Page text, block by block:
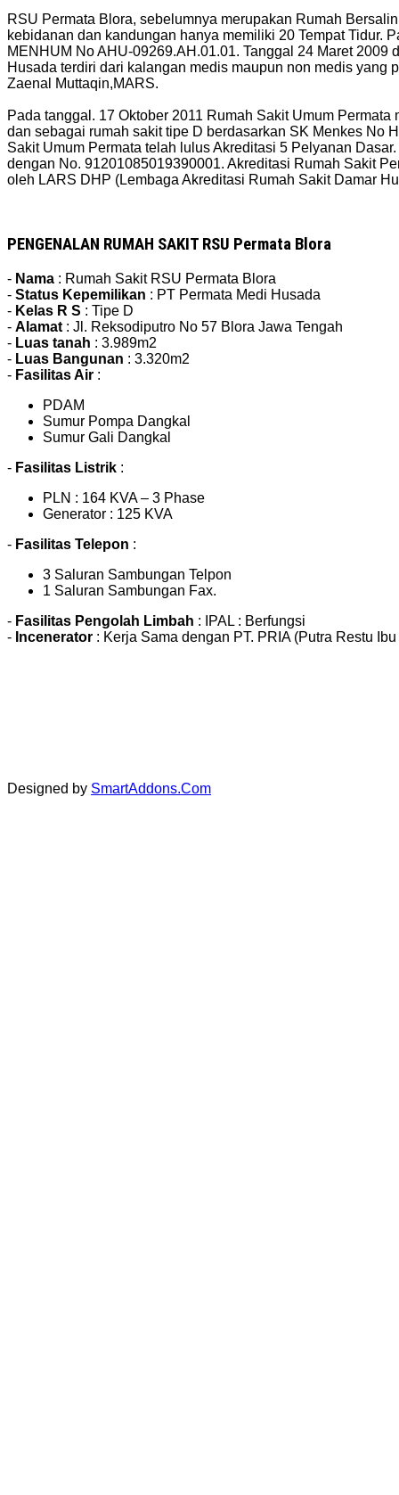
RSU Permata Blora, sebelumnya merupakan Rumah
kebidanan dan kandungan hanya memiliki 20 Tempat Tidur.
MENHUM No AHU-09269.AH.01.01. Tanggal 24 Maret
Husada terdiri dari kalangan medis maupun non medis
Zaenal Muttaqin,MARS.
Pada tanggal. 17 Oktober 2011 Rumah Sakit Umum
dan sebagai rumah sakit tipe D berdasarkan SK Menkes No
Sakit Umum Permata telah lulus Akreditasi 5 Pelyanan
dengan No. 91201085019390001. Akreditasi Rumah Sakit
oleh LARS DHP (Lembaga Akreditasi Rumah Sakit Damar
PENGENALAN RUMAH SAKIT RSU Permata Blora
- Nama : Rumah Sakit RSU Permata Blora
- Status Kepemilikan : PT Permata Medi Husada
- Kelas R S : Tipe D
- Alamat : Jl. Reksodiputro No 57 Blora Jawa Tengah
- Luas tanah : 3.989m2
- Luas Bangunan : 3.320m2
- Fasilitas Air :
PDAM
Sumur Pompa Dangkal
Sumur Gali Dangkal
- Fasilitas Listrik :
PLN : 164 KVA – 3 Phase
Generator : 125 KVA
- Fasilitas Telepon :
3 Saluran Sambungan Telpon
1 Saluran Sambungan Fax.
- Fasilitas Pengolah Limbah : IPAL : Berfungsi
- Incenerator : Kerja Sama dengan PT. PRIA (Putra Restu
Designed by SmartAddons.Com